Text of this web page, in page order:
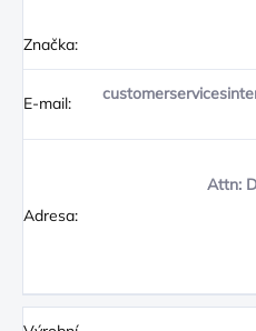
Značka:
E-mail:
Adresa:
Attn: